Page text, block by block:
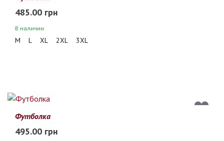
485.00 грн
В наличии
M L XL 2XL 3XL
Футболка
495.00 грн